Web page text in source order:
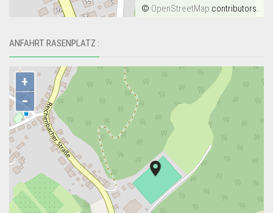
© OpenStreetMap contributors.
ANFAHRT RASENPLATZ :
+
−